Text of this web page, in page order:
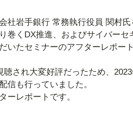
社岩手銀行 常務執行役員 関村
巻くDX推進、およびサイバーセ
いたセミナーのアフターレポー
聴され大変好評だったため、
信も行っていました。
ーレポートです。